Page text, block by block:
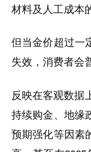
材料及人工成本
但当金价超过一
失效，消费者会
反映在客观数据
持续购金、地缘
预期强化等因素